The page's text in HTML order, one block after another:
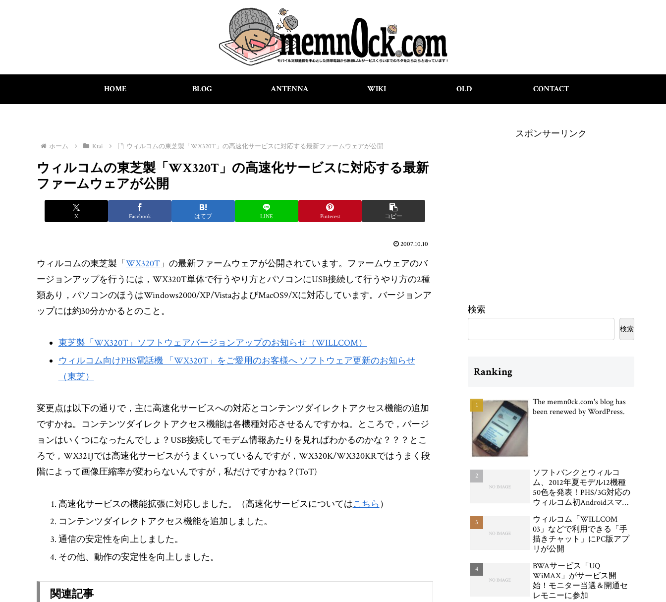
HOME BLOG ANTENNA WIKI OLD CONTACT
ホーム Ktai ウィルコムの東芝製「WX320T」の高速化サービスに対応する最新ファームウェアが公開
ウィルコムの東芝製「WX320T」の高速化サービスに対応する最新
ファームウェアが公開
X Facebook はてブ LINE Pinterest コピー
2007.10.10
ウィルコムの東芝製「 WX320T 」の最新ファームウェアが公開されています。ファームウェアのバ
ージョンアップを行うには，WX320T単体で行うやり方とパソコンにUSB接続して行うやり方の2種
類あり，パソコンのほうはWindows2000/XP/VistaおよびMacOS9/Xに対応しています。バージョンア
ップには約30分かかるとのこと。
東芝製「WX320T」ソフトウェアバージョンアップのお知らせ（WILLCOM）
ウィルコム向けPHS電話機 「WX320T」をご愛用のお客様へ ソフトウェア更新のお知らせ
（東芝）
変更点は以下の通りで，主に高速化サービスへの対応とコンテンツダイレクトアクセス機能の追加
ですかね。コンテンツダイレクトアクセス機能は各機種対応させるんですかね。ところで，バージ
ョンはいくつになったんでしょ？USB接続してモデム情報あたりを見ればわかるのかな？？？とこ
ろで，WX321Jでは高速化サービスがうまくいっているんですが，WX320K/WX320KRではうまく段
階によって画像圧縮率が変わらないんですが，私だけですかね？(ToT)
高速化サービスの機能拡張に対応しました。（高速化サービスについてはこちら ）
コンテンツダイレクトアクセス機能を追加しました。
通信の安定性を向上しました。
その他、動作の安定性を向上しました。
関連記事
スポンサーリンク
検索
検索
Ranking
The memn0ck.com's blog has
been renewed by WordPress.
ソフトバンクとウィルコ
ム、2012年夏モデル12機種
50色を発表！PHS/3G対応の
ウィルコム初Androidスマー
WX04K」が登場
ウィルコム「WILLCOM
03」などで利用できる「手
描きチャット」にPC版アプ
リが公開
BWAサービス「UQ
WiMAX」がサービス開
始！モニター当選＆開通セ
レモニーに参加